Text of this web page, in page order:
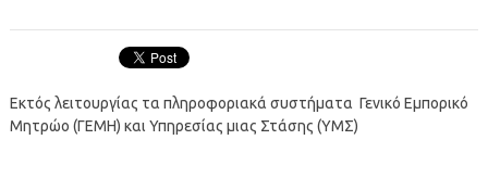
Εκτός λειτουργίας τα πληροφοριακά συστήματα Γενικό Εμπορικό
Μητρώο (ΓΕΜΗ) και Υπηρεσίας μιας Στάσης (ΥΜΣ)